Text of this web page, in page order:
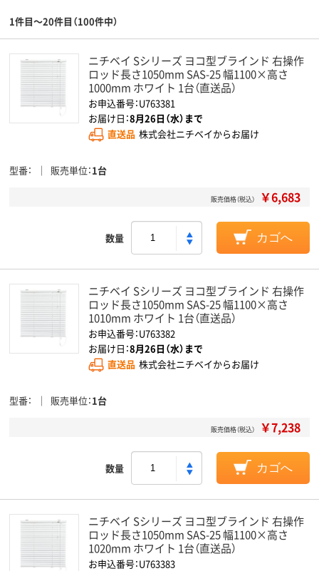
1件目～20件目（100件中）
ニチベイ Sシリーズ ヨコ型ブラインド 右操作
ロッド長さ1050mm SAS-25 幅1100×高さ
1000mm ホワイト 1台（直送品）
お申込番号：U763381
お届け日：8月26日（水）まで
直送品 株式会社ニチベイからお届け
型番 販売単位 1台
販売価格（税込） ￥6,683
数量 カゴへ
ニチベイ Sシリーズ ヨコ型ブラインド 右操作
ロッド長さ1050mm SAS-25 幅1100×高さ
1010mm ホワイト 1台（直送品）
お申込番号：U763382
お届け日：8月26日（水）まで
直送品 株式会社ニチベイからお届け
型番 販売単位 1台
販売価格（税込） ￥7,238
数量 カゴへ
ニチベイ Sシリーズ ヨコ型ブラインド 右操作
ロッド長さ1050mm SAS-25 幅1100×高さ
1020mm ホワイト 1台（直送品）
お申込番号：U763383